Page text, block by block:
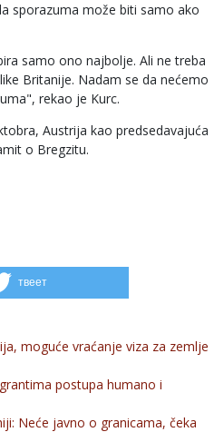
sporazuma može biti samo ako
samo ono najbolje. Ali ne treba
Britanije. Nadam se da nećemo
rekao je Kurc.
Austrija kao predsedavajuća
o Bregzitu.
твеет
moguće vraćanje viza za zemlje
postupa humano i
Neće javno o granicama, čeka